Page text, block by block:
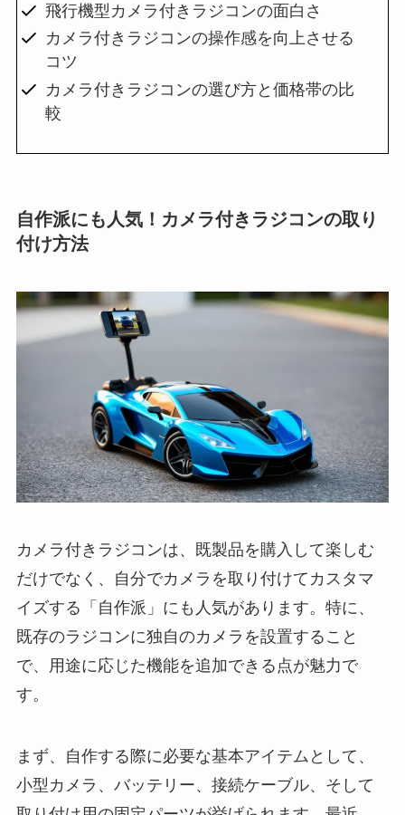
飛行機型カメラ付きラジコンの面白さ
カメラ付きラジコンの操作感を向上させる
コツ
カメラ付きラジコンの選び方と価格帯の比
較
自作派にも人気！カメラ付きラジコンの取り
付け方法
カメラ付きラジコンは、既製品を購入して楽しむ
だけでなく、自分でカメラを取り付けてカスタマ
イズする「自作派」にも人気があります。特に、
既存のラジコンに独自のカメラを設置すること
で、用途に応じた機能を追加できる点が魅力で
す。
まず、自作する際に必要な基本アイテムとして、
小型カメラ、バッテリー、接続ケーブル、そして